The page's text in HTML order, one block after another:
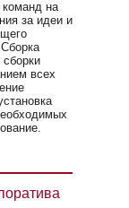
команд на
за идеи и
всех